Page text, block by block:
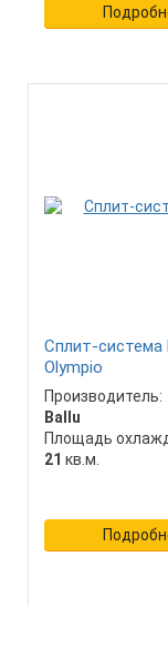
Сплит-система
Olympio
Производитель:
Ballu
Площадь
21 кв.м.